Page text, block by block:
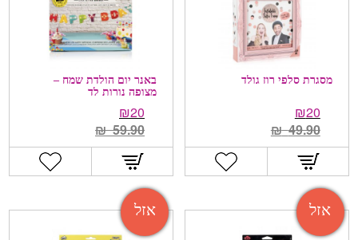
באנר יום הולדת שמח –
מצופה נורות לד
20
₪
59.90
₪
מסגרת סלפי רוז גולד
20
₪
49.90
₪
אזל אזל